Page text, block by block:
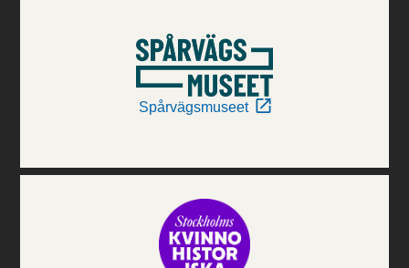
Spårvägsmuseet